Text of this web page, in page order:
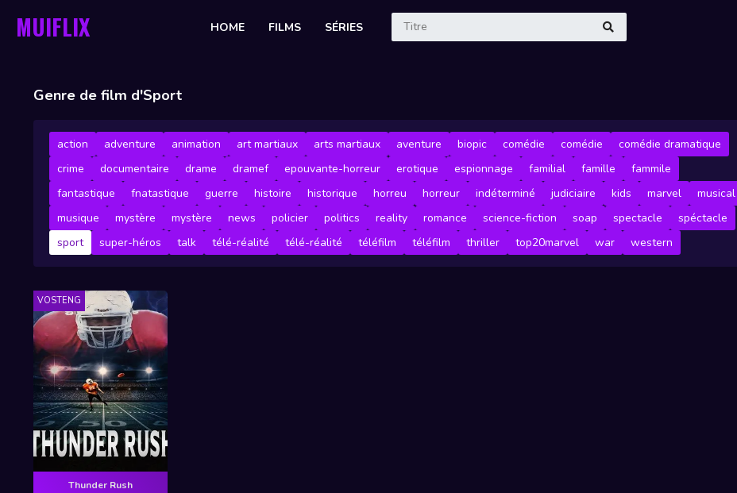
MUIFLIX HOME FILMS SÉRIES
Genre de film d'Sport
action adventure animation art martiaux arts martiaux aventure biopic comédie comédie
comédie dramatique
crime
documentaire drame dramef epouvante-horreur erotique espionnage familial famille
fammile
fantastique
fnatastique guerre histoire historique horreu horreur indéterminé judiciaire kids marvel
musical
musique
mystère mystère news policier politics reality romance science-fiction soap spectacle
spéctacle
sport
super-héros talk télé-réalité télé-réalité téléfilm téléfilm thriller top20marvel war western
VOSTENG
Thunder Rush